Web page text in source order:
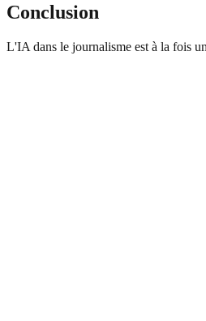
Conclusion
L'IA dans le journalisme est à la fois